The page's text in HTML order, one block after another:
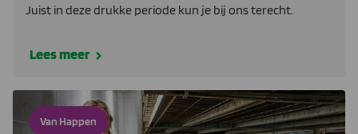
Juist in deze drukke periode kun je bij ons terecht.
Lees meer
Van Happen